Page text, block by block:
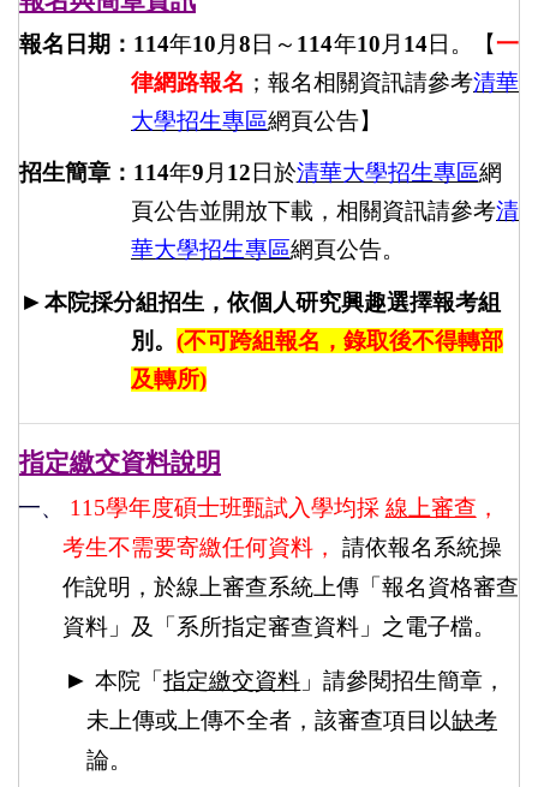
報名日期： 114年10 月8 日～ 114年10 月 14日。【一
律網路報名 ；報名相關資訊請參考清華
大學招生專區網頁公告】
招生簡章： 114年9 月 12 日於清華大學招生專區網
頁公告並開放下載，相關資訊請參考清
華大學招生專區網頁公告。
►本院採分組招生，依個人研究興趣選擇報考組
別。 (不可跨組報名，錄取後不得轉部
及轉所)
指定繳交資料說明
一、 115學年度碩士班甄試入學均採 線上審查 ，
考生不需要寄繳任何資料，
請依報名系統操
作說明，於線上審查系統上傳「報名資格審查
資料」及「系所指定審查資料」之電子檔。
► 本院「指定繳交資料 」請參閱招生簡章，
未上傳或上傳不全者，該審查項目以缺考
論。